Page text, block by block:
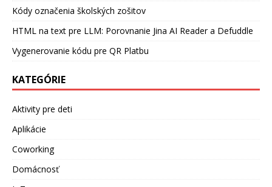
Kódy označenia školských zošitov
HTML na text pre LLM: Porovnanie Jina AI Reader a Defuddle
Vygenerovanie kódu pre QR Platbu
KATEGÓRIE
Aktivity pre deti
Aplikácie
Coworking
Domácnosť